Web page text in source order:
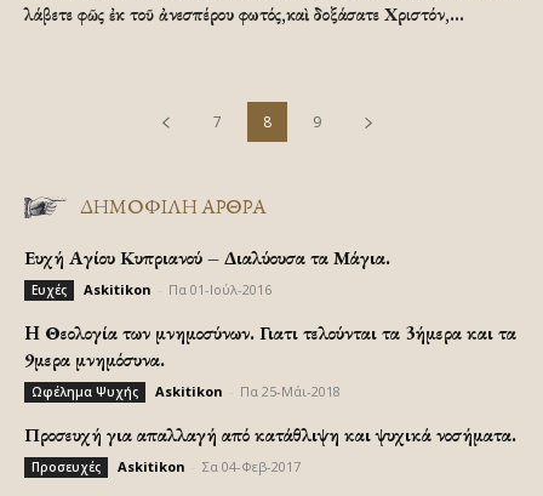
λάβετε φῶς ἐκ τοῦ ἀνεσπέρου φωτός,καὶ δοξάσατε Χριστόν,...
7 8 9
ΔΗΜΟΦΙΛΗ ΑΡΘΡΑ
Ευχή Αγίου Κυπριανού – Διαλύουσα τα Μάγια.
Ευχές Askitikon Πα 01-Ιούλ-2016
H Θεολογία των μνημοσύνων. Γιατι τελούνται τα 3ήμερα και τα
9μερα μνημόσυνα.
Ωφέλημα Ψυχής Askitikon Πα 25-Μάι-2018
Προσευχή για απαλλαγή από κατάθλιψη και ψυχικά νοσήματα.
Προσευχές Askitikon Σα 04-Φεβ-2017